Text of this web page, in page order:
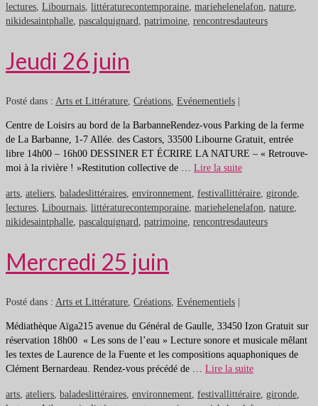
lectures Libournais littératurecontemporaine mariehelenelafon nature
nikidesaintphalle pascalquignard patrimoine rencontresdauteurs
Jeudi 26 juin
Posté dans : Arts et Littérature Créations Evénementiels |
Centre de Loisirs au bord de la BarbanneRendez-vous Parking de la ferme
de La Barbanne, 1-7 Allée. des Castors, 33500 Libourne Gratuit, entrée
libre 14h00 – 16h00 DESSINER ET ÉCRIRE LA NATURE – « Retrouve-
moi à la rivière ! »Restitution collective de … Lire la suite
arts ateliers baladeslittéraires environnement festivallittéraire gironde
lectures Libournais littératurecontemporaine mariehelenelafon nature
nikidesaintphalle pascalquignard patrimoine rencontresdauteurs
Mercredi 25 juin
Posté dans : Arts et Littérature Créations Evénementiels
Médiathèque Aïga215 avenue du Général de Gaulle, 33450 Izon Gratuit sur
réservation 18h00 « Les sons de l’eau » Lecture sonore et musicale mêlant
les textes de Laurence de la Fuente et les compositions aquaphoniques de
Clément Bernardeau. Rendez-vous précédé de … Lire la suite
arts ateliers baladeslittéraires environnement festivallittéraire gironde